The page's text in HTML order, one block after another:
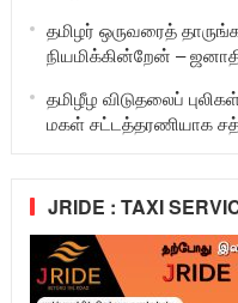
தமிழர் ஒருவரைத்
நியமிக்கின்றேன் –
தமிழீழ விடுதலைப்
மகள் சட்டத்தரணியாக
JRIDE : TAXI